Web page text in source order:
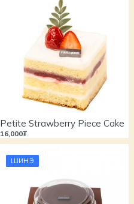
Petite Strawberry Piece Cake
16,000₮
ШИНЭ